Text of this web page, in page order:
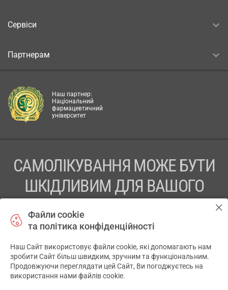
Сервіси
Партнерам
Наш партнер:
Національний
фармацевтичний
університет
САМОЛІКУВАННЯ МОЖЕ БУТИ
ШКІДЛИВИМ ДЛЯ ВАШОГО
ПЕРЕД ЗАСТОСУВАННЯМ ПРЕПАРАТУ ПРОКОНСУЛЬТУЙТЕСЬ
ТОВ «АПТЕКА 911.ЮА» Код ЄДРПОУ 43631965.
Відмова від відповідальності
Файли cookie
та політика конфіденційності
Наш Сайт використовує файли cookie, які допомагають нам
зробити Сайт більш швидким, зручним та функціональним.
Продовжуючи переглядати цей Сайт, Ви погоджуєтесь на
використання нами файлів cookie.
✕